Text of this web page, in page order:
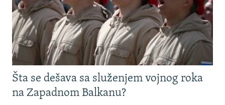
Šta se dešava sa služenjem vojnog roka
na Zapadnom Balkanu?